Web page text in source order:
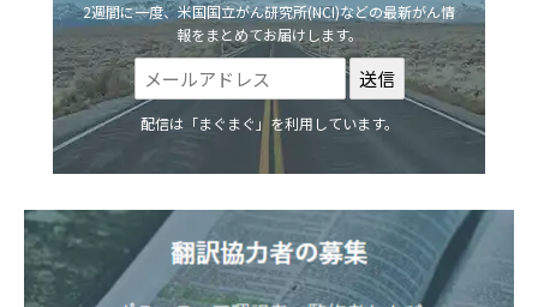
2週間に一度、米国国立がん研究所(NCI)などの最新がん情
報をまとめてお届けします。
配信は「まぐまぐ」を利用しています。